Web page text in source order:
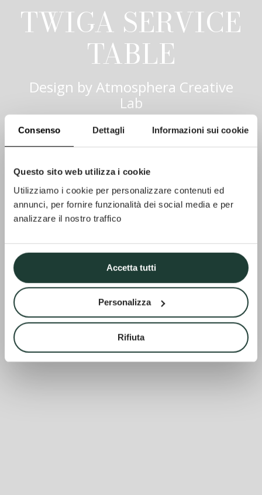
Consenso Dettagli Informazioni sui cookie
Questo sito web utilizza i cookie
Utilizziamo i cookie per personalizzare contenuti ed
annunci, per fornire funzionalità dei social media e per
analizzare il nostro traffico
Accetta tutti
Personalizza
Rifiuta
TWIGA SERVICE
TABLE
Design byAtmosphera Creative
Lab